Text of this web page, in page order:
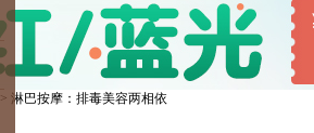
> 淋巴按摩：排毒美容两相依